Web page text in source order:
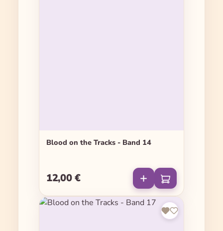
Blood on the Tracks - Band 14
Regulärer Preis:
12,00 €